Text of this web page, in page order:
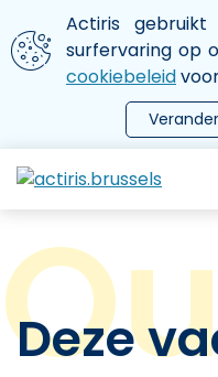
Aller au contenu principal
We gebruiken cookies
Actiris
surfervaring op
cookiebeleid
le menu
Deze